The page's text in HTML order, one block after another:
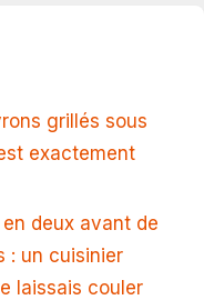
grillés sous
exactement
deux avant de
: un cuisinier
laissais couler